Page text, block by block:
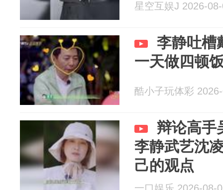
星空互娱J 2026-
李静吐槽
一天做四顿
酷小子玩体彩
辩论高手
李静武艺沈
己的观点